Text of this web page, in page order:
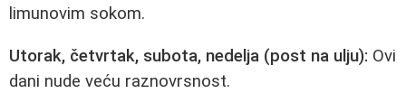
limunovim sokom.
Utorak, četvrtak, subota, nedelja (post na ulju): Ovi
dani nude veću raznovrsnost.